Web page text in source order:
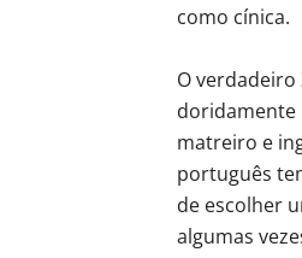
como cínica.
O verdadeiro
doridamente
matreiro e
português
de escolher
algumas